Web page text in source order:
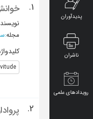
پدیدآوران
ناشران
رویدادهای علمی
1.
مجله:
2.